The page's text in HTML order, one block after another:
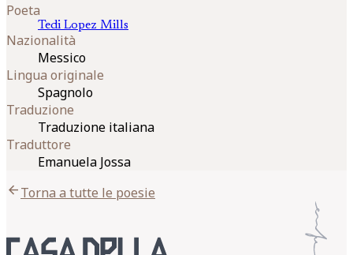
Poeta
Tedi Lopez Mills
Nazionalità
Messico
Lingua originale
Spagnolo
Traduzione
Traduzione italiana
Traduttore
Emanuela Jossa
arrow_backTorna a tutte le poesie